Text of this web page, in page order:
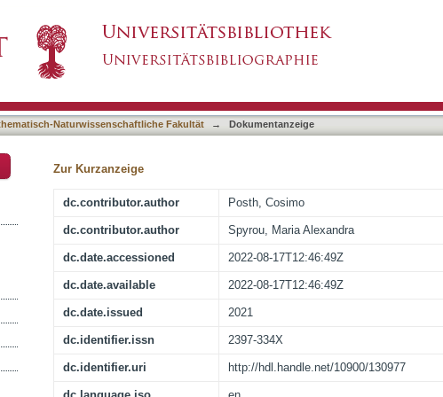
from a modern human skull over 45,000 years old
Naturwissenschaftliche Fakultät → Dokumentanzeige
Zur Kurzanzeige
dc.contributor.author Posth, Cosimo
dc.contributor.author Spyrou, Maria Alexandra
dc.date.accessioned 2022-08-17T12:46:49Z
dc.date.available 2022-08-17T12:46:49Z
dc.date.issued 2021
dc.identifier.issn 2397-334X
dc.identifier.uri http://hdl.handle.net/10900/130977